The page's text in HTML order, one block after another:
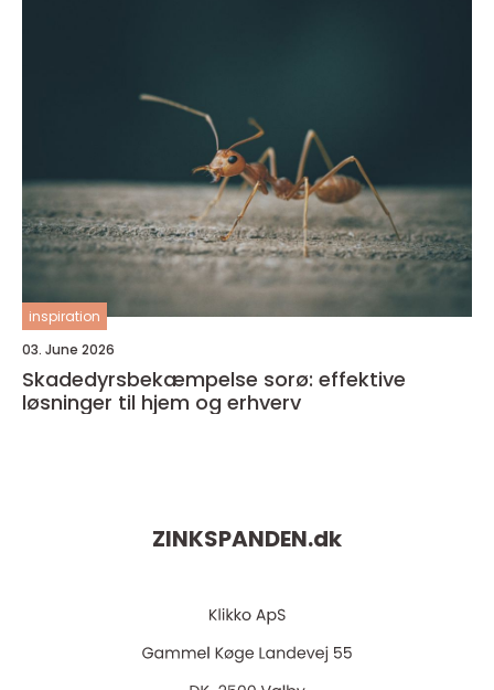
inspiration
03. June 2026
Skadedyrsbekæmpelse sorø: effektive
løsninger til hjem og erhverv
ZINKSPANDEN.dk